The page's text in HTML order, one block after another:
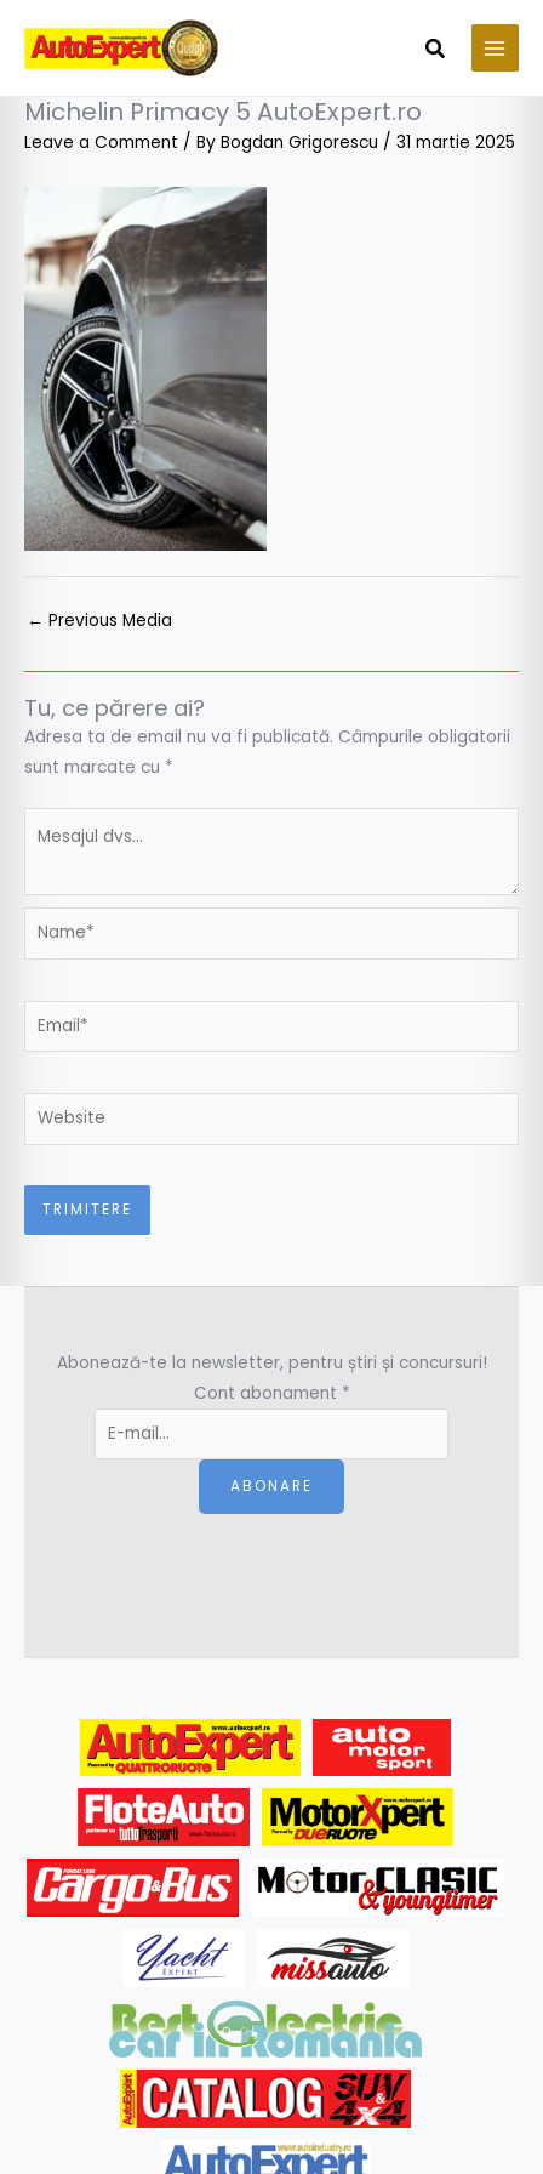
content
Search
Michelin Primacy 5 AutoExpert.ro
Leave a Comment / By Bogdan Grigorescu / 31 martie 2025
← Previous Media
Tu, ce părere ai?
Adresa ta de email nu va fi publicată. Câmpurile obligatorii
sunt marcate cu *
Name*
Email*
Website
Abonează-te la newsletter, pentru știri și concursuri!
Cont abonament *
ABONARE